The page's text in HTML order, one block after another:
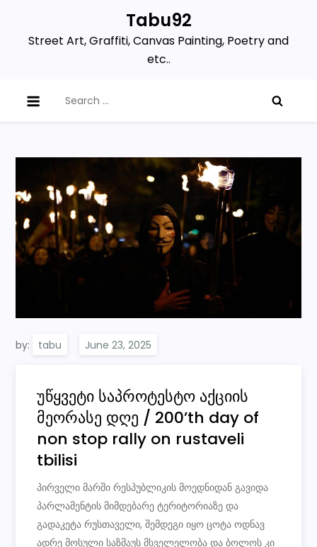
content
Tabu92
Street Art, Graffiti, Canvas Painting, Poetry and
etc..
for:
by: tabu
უწყვეტი საპროტესტო აქციის
მეორასე დღე / 200’th day of
non stop rally on rustaveli
tbilisi
პირველი მარში რესპუბლიკის მოედნიდან გავიდა
პარლამენტის მიმდებარე ტერიტორიაზე და
გადაკეტა რუსთაველი, შემდეგი იყო ცოტა ოდნავ
ადრე მოსული საზმაუს მსველელობა და ბოლოს კი